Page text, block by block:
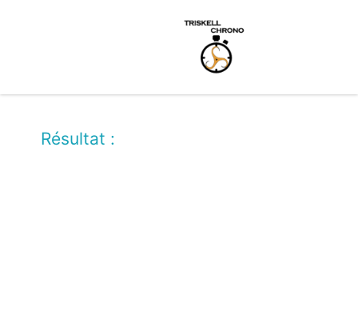
Résultat :